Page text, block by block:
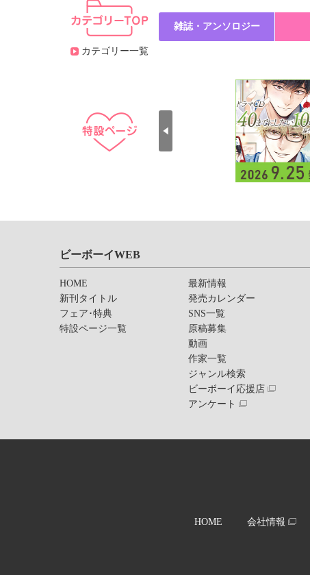
カテゴリー一覧
雑誌・アンソロジー
ビーボーイWEB
HOME
新刊タイトル
フェア･特典
特設ページ一覧
最新情報
発売カレンダー
SNS一覧
原稿募集
動画
作家一覧
ジャンル検索
ビーボーイ応援店
アンケート
HOME 会社情報